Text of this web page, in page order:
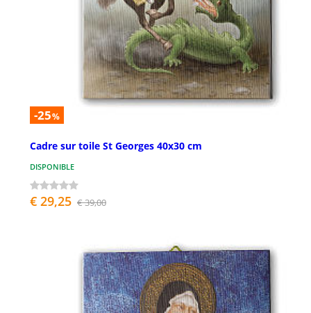
-25%
Cadre sur toile St Georges 40x30 cm
DISPONIBLE
€ 29,25 € 39,00